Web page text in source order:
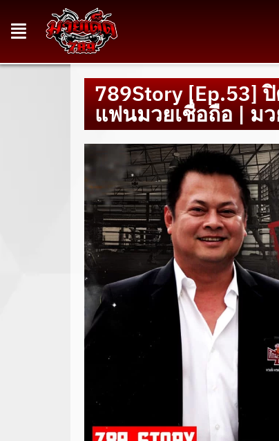
789Story [Ep.53]
แฟนมวยเชื่อถือ | ม